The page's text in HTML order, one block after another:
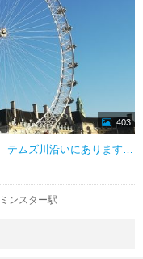
403
ロンドンアイは大きな観覧車で、テムズ川沿いにあります。2000年にオープンしたが、高さ135メートル、ゴンドラ32個、一周の所要時間は約30分であります。一つのゴンドラに20人くらい一気に乗車できる大きさです。天気の良い日
ンスター駅